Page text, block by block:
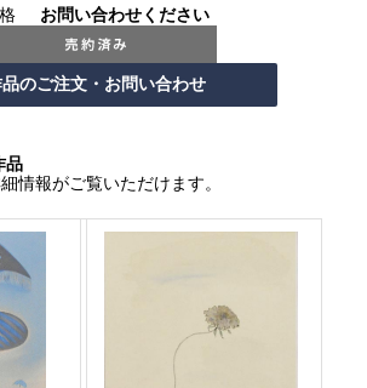
お問い合わせください
品
情報がご覧いただけます。